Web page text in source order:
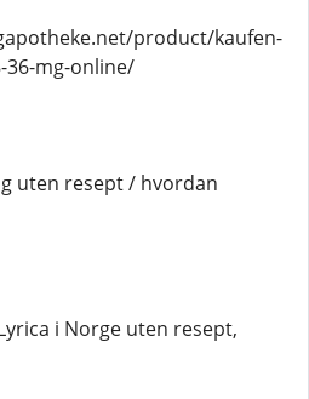
product/kaufen-
36-mg-online/
uten resept / hvordan
i Norge uten resept,